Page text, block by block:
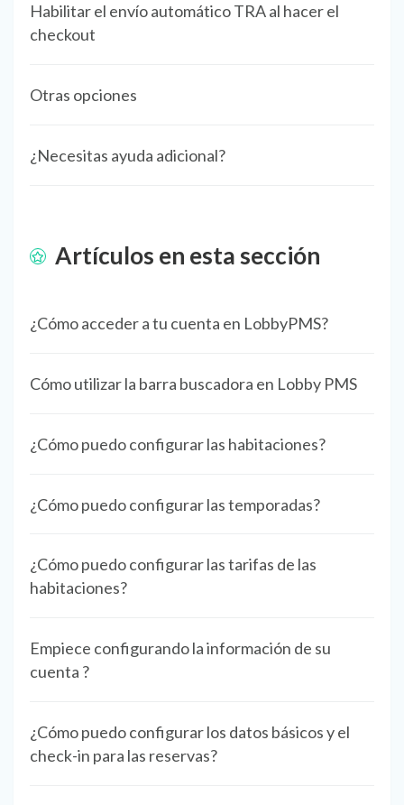
Habilitar el envío automático TRA al hacer el
checkout
Otras opciones
¿Necesitas ayuda adicional?
Artículos en esta sección
¿Cómo acceder a tu cuenta en LobbyPMS?
Cómo utilizar la barra buscadora en Lobby PMS
¿Cómo puedo configurar las habitaciones?
¿Cómo puedo configurar las temporadas?
¿Cómo puedo configurar las tarifas de las
habitaciones?
Empiece configurando la información de su
cuenta ?
¿Cómo puedo configurar los datos básicos y el
check-in para las reservas?